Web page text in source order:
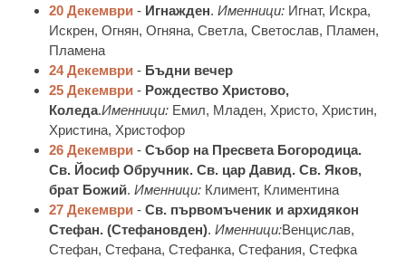
20 Декември - Игнажден.Именници: Игнат, Искра,
Искрен, Огнян, Огняна, Светла, Светослав, Пламен,
Пламена
24 Декември - Бъдни вечер
25 Декември - Рождество Христово,
Коледа.Именници: Емил, Младен, Христо, Христин,
Христина, Христофор
26 Декември -Събор на Пресвета Богородица.
Св. Йосиф Обручник. Св. цар Давид. Св. Яков,
брат Божий.Именници: Климент, Климентина
27 Декември -Св. първомъченик и архидякон
Стефан. (Стефановден).Именници:Венцислав,
Стефан, Стефана, Стефанка, Стефания, Стефка